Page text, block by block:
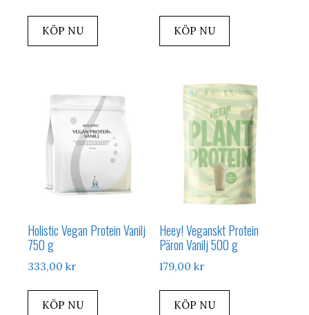
KÖP NU KÖP NU
Holistic Vegan Protein Vanilj
750 g
333,00 kr
KÖP NU
Heey! Veganskt Protein
Päron Vanilj 500 g
179,00kr
KÖP NU